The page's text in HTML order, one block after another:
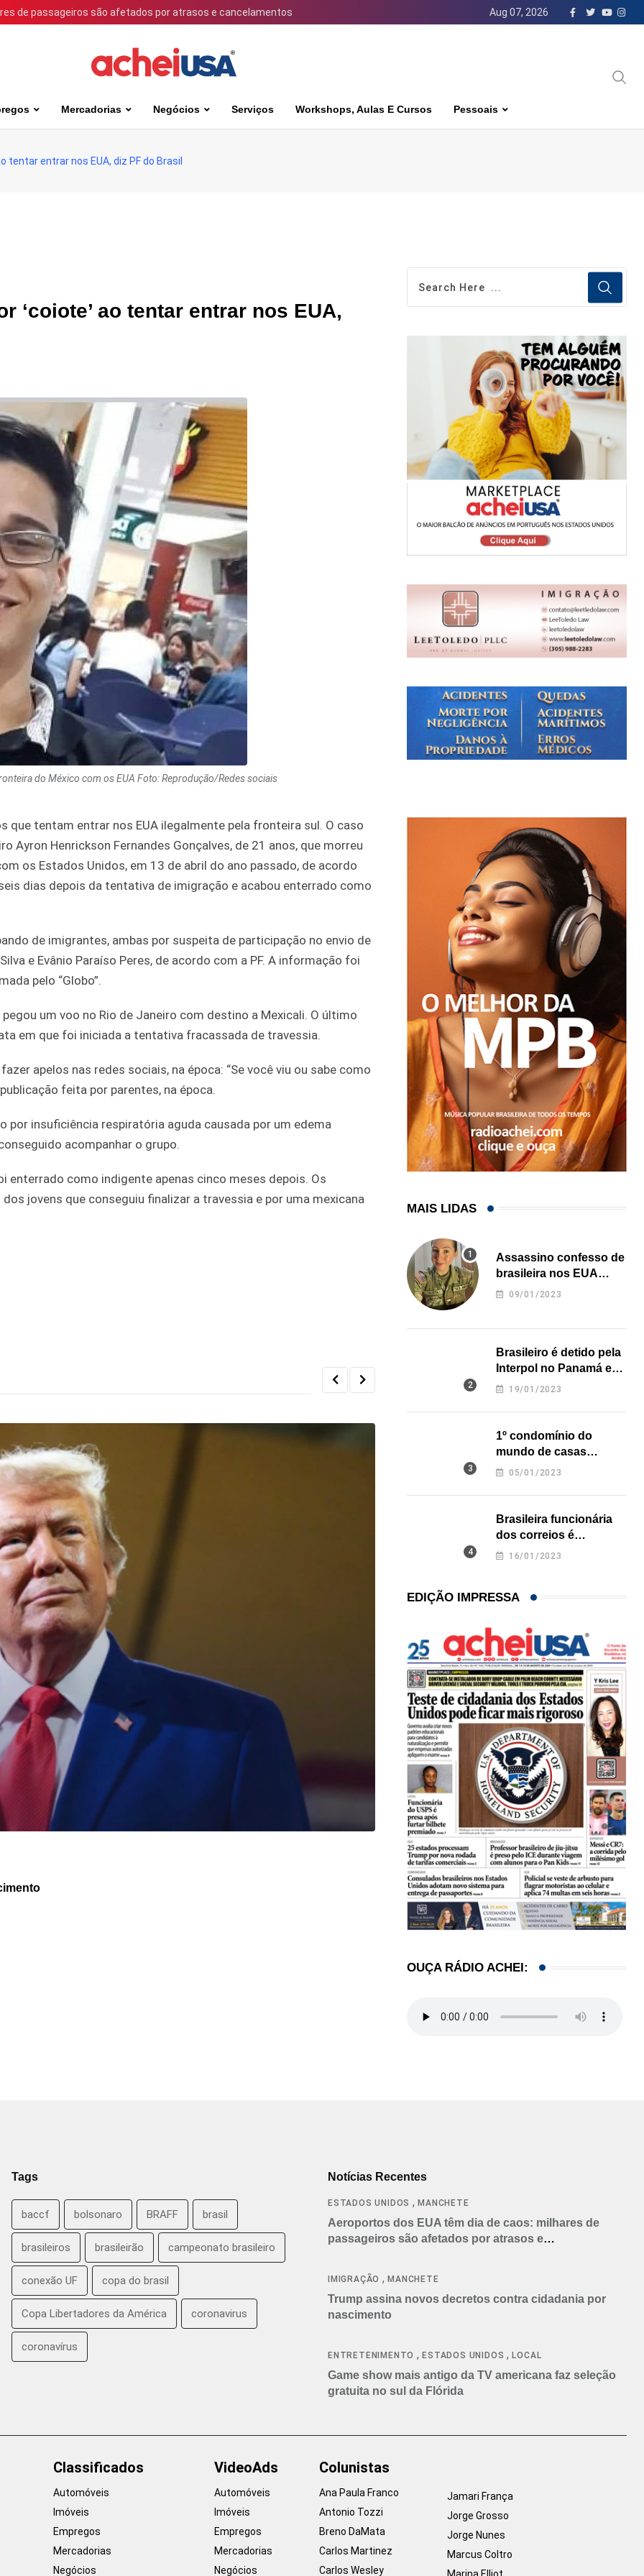
de passageiros são afetados por atrasos e cancelamentos Aug 07, 2026
Mercadorias Negócios Serviços Workshops, Aulas E Cursos Pessoais
tentar entrar nos EUA, diz PF do Brasil
‘coiote’ ao tentar entrar nos EUA,
do México com os EUA Foto: Reprodução/Redes sociais
que tentam entrar nos EUA ilegalmente pela fronteira sul. O caso
Henrickson Fernandes Gonçalves, de 21 anos, que morreu
os Estados Unidos, em 13 de abril do ano passado, de acordo
dias depois da tentativa de imigração e acabou enterrado como
de imigrantes, ambas por suspeita de participação no envio de
e Evânio Paraíso Peres, de acordo com a PF. A informação foi
pelo “Globo”.
um voo no Rio de Janeiro com destino a Mexicali. O último
em que foi iniciada a tentativa fracassada de travessia.
apelos nas redes sociais, na época: “Se você viu ou sabe como
feita por parentes, na época.
por insuficiência respiratória aguda causada por um edema
acompanhar o grupo.
como indigente apenas cinco meses depois. Os
jovens que conseguiu finalizar a travessia e por uma mexicana
IMIGRAÇÃO,LOCAL
Imigrante acusado de atropelar idosa de 74
07/08/2026
MAIS LIDAS
Assassino confesso de
brasileira nos EUA
revela onde deixou o
09/01/2023
Brasileiro é detido pela
Interpol no Panamá e
pode pegar prisão
19/01/2023
1º condomínio do
mundo de casas
impressas em 3D é
05/01/2023
Brasileira funcionária
dos correios é
assassinada a facadas
16/01/2023
EDIÇÃO IMPRESSA
OUÇA RÁDIO ACHEI:
Tags
baccf bolsonaro BRAFF brasil
brasileiros brasileirão campeonato brasileiro
conexão UF copa do brasil
Copa Libertadores da América coronavirus
coronavírus
Notícias Recentes
ESTADOS UNIDOS ,MANCHETE
Aeroportos dos EUA têm dia de caos: milhares de
passageiros são afetados por atrasos e
IMIGRAÇÃO ,MANCHETE
Trump assina novos decretos contra cidadania por
nascimento
ENTRETENIMENTO ,ESTADOS UNIDOS ,LOCAL
Game show mais antigo da TV americana faz seleção
gratuita no sul da Flórida
Classificados
Automóveis
Imóveis
Empregos
Mercadorias
Negócios
VideoAds
Automóveis
Imóveis
Empregos
Mercadorias
Negócios
Colunistas
Ana Paula Franco
Antonio Tozzi
Breno DaMata
Carlos Martinez
Carlos Wesley
Jamari França
Jorge Grosso
Jorge Nunes
Marcus Coltro